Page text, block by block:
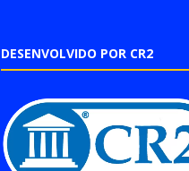
DESENVOLVIDO POR CR2